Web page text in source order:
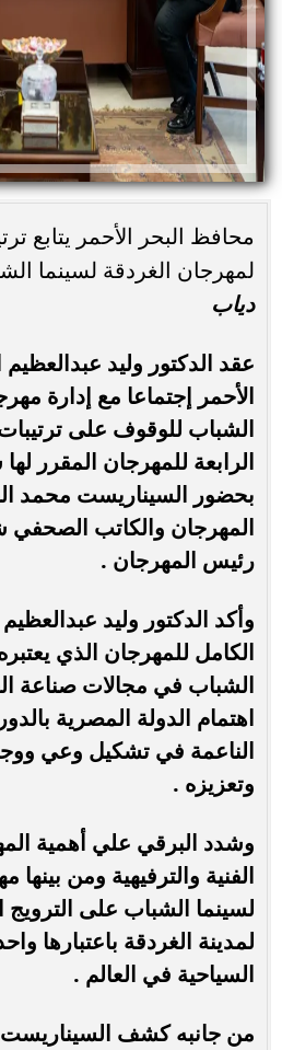
محافظ البحر الأحمر يتابع
لمهرجان الغردقة لسينما
دياب
عقد الدكتور وليد
الأحمر إجتماعا مع إدارة
الشباب للوقوف على
الرابعة للمهرجان المقرر
بحضور السيناريست محمد
المهرجان والكاتب
رئيس المهرجان .
وأكد الدكتور وليد
الكامل للمهرجان الذي
الشباب في مجالات صناعة
اهتمام الدولة المصرية
الناعمة في تشكيل وعي
وتعزيزه .
وشدد البرقي علي أهمية
الفنية والترفيهية ومن بينها
لسينما الشباب على
لمدينة الغردقة باعتبارها
السياحية في العالم .
من جانبه كشف